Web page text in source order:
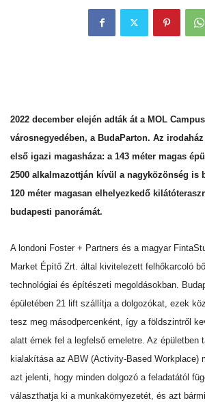
2022 december elején adták át a MOL
városnegyedében, a BudaParton. Az
első igazi magasháza: a 143 méter magas
2500 alkalmazottján kívül a nagyközönség is
120 méter magasan elhelyezkedő
budapesti panorámát.
A londoni Foster + Partners és a magyar
Market Építő Zrt. által kivitelezett felhőkarcoló
technológiai és építészeti megoldásokban.
épületében 21 lift szállítja a dolgozókat, ezek
tesz meg másodpercenként, így a földszintről
alatt érnek fel a legfelső emeletre. Az épületben
kialakítása az ABW (Activity-Based Workplace)
azt jelenti, hogy minden dolgozó a feladatától
választhatja ki a munkakörnyezetét, és azt